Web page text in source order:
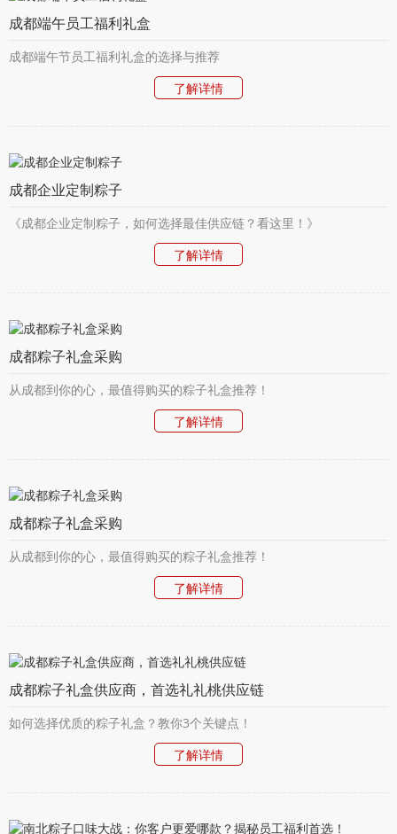
成都端午员工福利礼盒
成都端午节员工福利礼盒的选择与推荐
了解详情
成都企业定制粽子
《成都企业定制粽子，如何选择最佳供应链？看这里！》
了解详情
成都粽子礼盒采购
从成都到你的心，最值得购买的粽子礼盒推荐！
了解详情
成都粽子礼盒采购
从成都到你的心，最值得购买的粽子礼盒推荐！
了解详情
成都粽子礼盒供应商，首选礼礼桃供应链
如何选择优质的粽子礼盒？教你3个关键点！
了解详情